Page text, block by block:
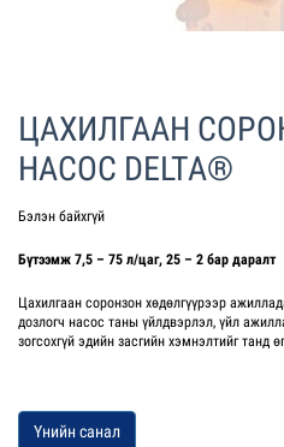
ЦАХИЛГААН
НАСОС DELTA®
Бэлэн байхгүй
Бүтээмж 7,5 – 75 л/цаг, 25 – 2 бар даралт
Цахилгаан соронзон хөдөлгүүрээр
дозлогч насос таны үйлдвэрлэл, үйл
зогсохгүй эдийн засгийн хэмнэлтийг танд
Үнийн санал